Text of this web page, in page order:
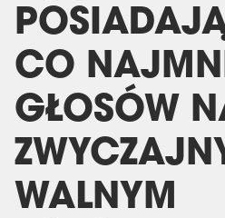
CO
GŁOSÓW
WALNYM